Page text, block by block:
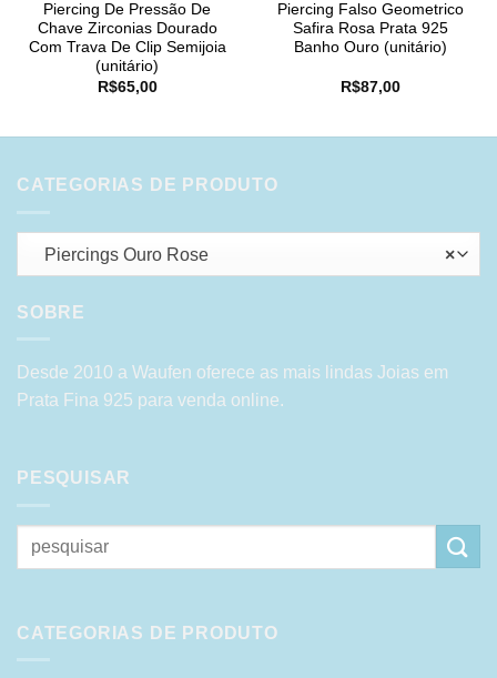
Piercing De Pressão De
Chave Zirconias Dourado
Com Trava De Clip Semijoia
(unitário)
R$65,00
Piercing Falso Geometrico
Safira Rosa Prata 925
Banho Ouro (unitário)
R$87,00
CATEGORIAS DE PRODUTO
×
Piercings Ouro Rose
SOBRE
Desde 2010 a Waufen oferece as mais lindas Joias em
Prata Fina 925 para venda online.
PESQUISAR
Pesquisar
por:
CATEGORIAS DE PRODUTO